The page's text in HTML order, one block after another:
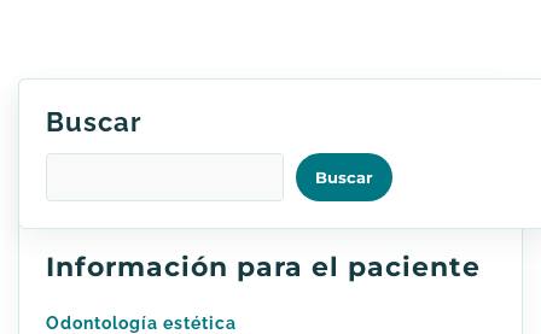
Buscar
Buscar
Información para el paciente
Odontología estética